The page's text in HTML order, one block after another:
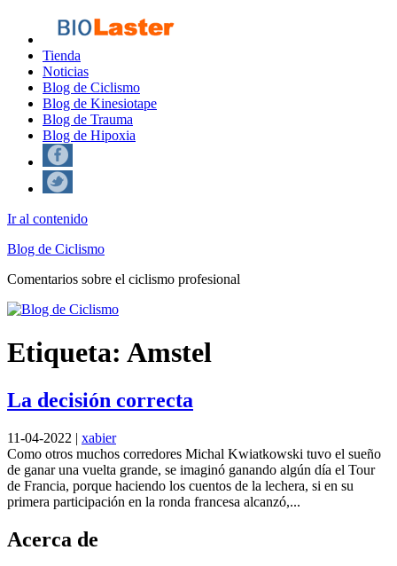
Tienda
Noticias
Blog de Ciclismo
Blog de Kinesiotape
Blog de Trauma
Blog de Hipoxia
Ir al contenido
Blog de Ciclismo
Comentarios sobre el ciclismo profesional
Etiqueta: Amstel
La decisión correcta
11-04-2022 | xabier
Como otros muchos corredores Michal Kwiatkowski tuvo el sueño
de ganar una vuelta grande, se imaginó ganando algún día el Tour
de Francia, porque haciendo los cuentos de la lechera, si en su
primera participación en la ronda francesa alcanzó,...
Acerca de